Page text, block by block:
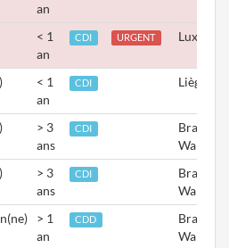
an
< 1
an
CDI URGENT
< 1
an
CDI Liège
> 3
ans
CDI
Brabant
Wallon
> 3
ans
CDI
Brabant
Wallon
> 1
an
CDD
Brabant
Wallon